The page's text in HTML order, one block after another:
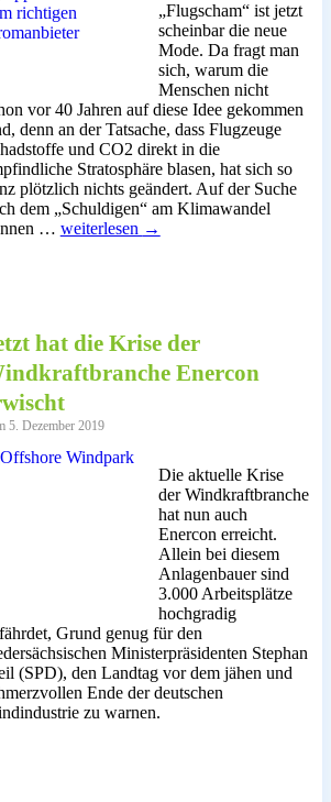
„Flugscham“ ist jetzt
scheinbar die neue
Mode. Da fragt man
sich, warum die
Menschen nicht
vor 40 Jahren auf diese Idee gekommen
denn an der Tatsache, dass Flugzeuge
und CO2 direkt in die
Stratosphäre blasen, hat sich so
plötzlich nichts geändert. Auf der Suche
dem „Schuldigen“ am Klimawandel
… Die
weiterlesen →
hat die Krise der
Enercon
5. Dezember 2019
Die aktuelle Krise
der Windkraftbranche
hat nun auch
Enercon erreicht.
Allein bei diesem
Anlagenbauer sind
3.000 Arbeitsplätze
hochgradig
Grund genug für den
Ministerpräsidenten Stephan
(SPD), den Landtag vor dem jähen und
Ende der deutschen
zu warnen.